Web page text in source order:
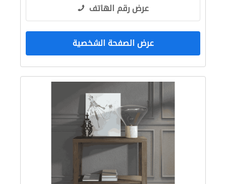
عرض رقم الهاتف
عرض الصفحة الشخصية